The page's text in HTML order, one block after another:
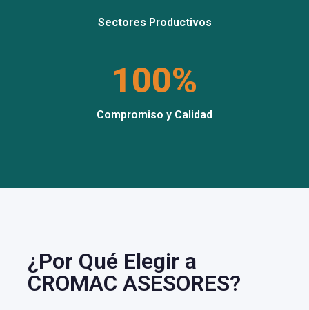
Sectores Productivos
100%
Compromiso y Calidad
¿Por Qué Elegir a
CROMAC ASESORES?